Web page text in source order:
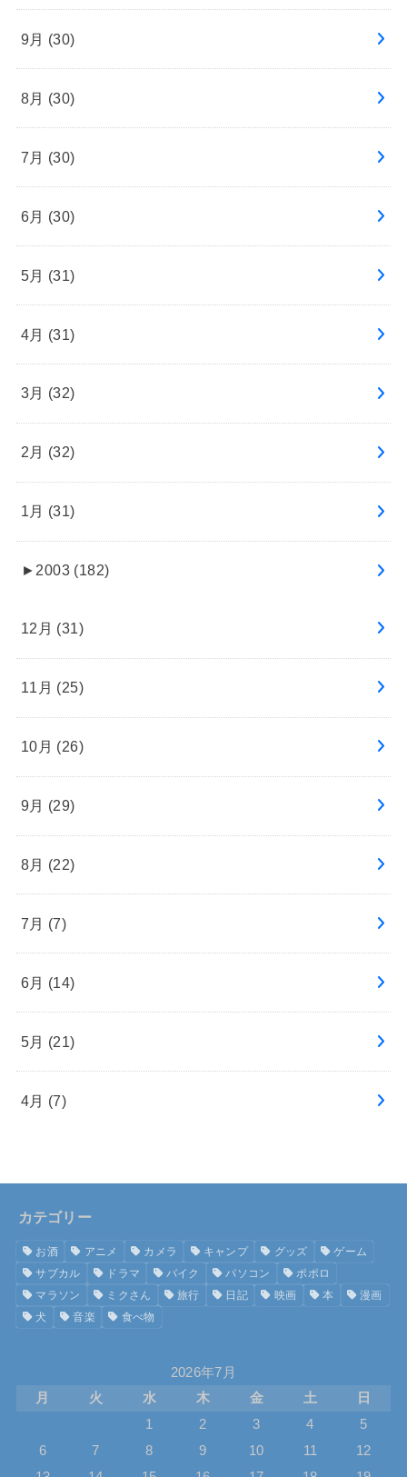
9月 (30)
8月 (30)
7月 (30)
6月 (30)
5月 (31)
4月 (31)
3月 (32)
2月 (32)
1月 (31)
► 2003 (182)
12月 (31)
11月 (25)
10月 (26)
9月 (29)
8月 (22)
7月 (7)
6月 (14)
5月 (21)
4月 (7)
カテゴリー
お酒 アニメ カメラ キャンプ グッズ
ゲーム
サブカル
ドラマ バイク パソコン
ポポロ
マラソン
ミクさん 旅行 日記 映画 本
漫画
犬
音楽 食べ物
2026年7月
月
火 水 木 金 土
日
1
2 3 4
5
6
7 8 9 10 11
12